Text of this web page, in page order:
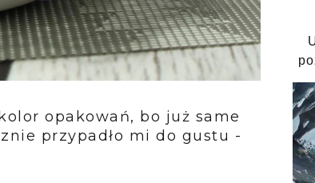
opakowań, bo już same
przypadło mi do gustu -